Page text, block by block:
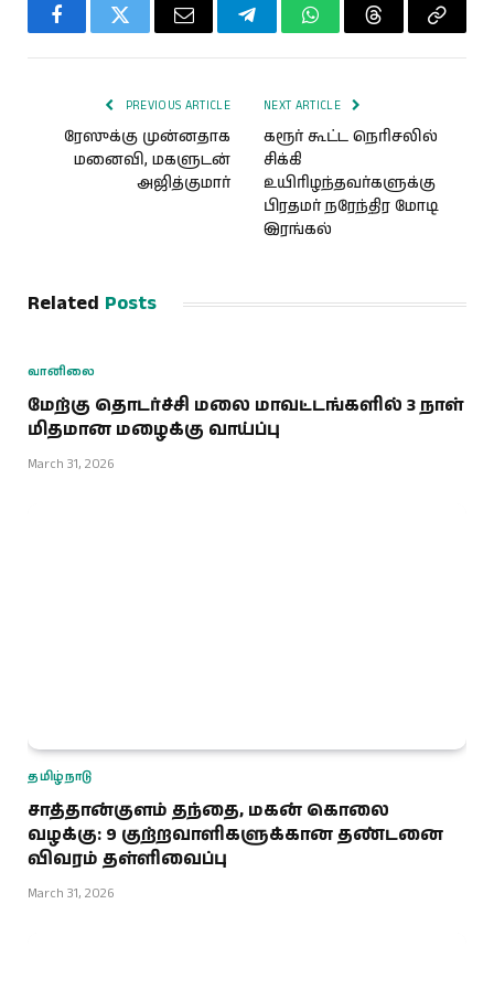
FacebookTwitter Email TelegramWhatsAppThreadsCopy
PREVIOUS ARTICLE
ரேஸுக்கு முன்னதாக
மனைவி, மகளுடன்
அஜித்குமார்
NEXT ARTICLE
கரூர் கூட்ட நெரிசலில்
சிக்கி
உயிரிழந்தவர்களுக்கு
பிரதமர் நரேந்திர மோடி
இரங்கல்
Related Posts
வானிலை
மேற்கு தொடர்ச்சி மலை மாவட்டங்களில் 3 நாள்
மிதமான மழைக்கு வாய்ப்பு
March 31, 2026
தமிழ்நாடு
சாத்தான்குளம் தந்தை, மகன் கொலை
வழக்கு: 9 குற்றவாளிகளுக்கான தண்டனை
விவரம் தள்ளிவைப்பு
March 31, 2026